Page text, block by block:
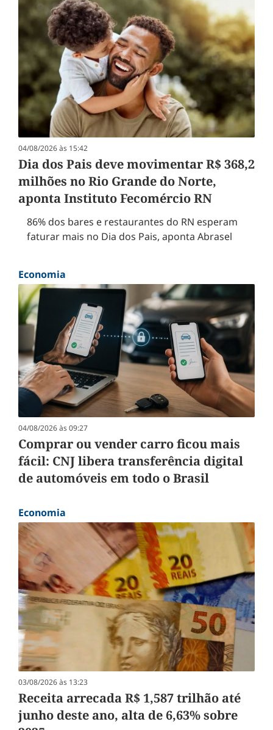
04/08/2026 às 15:42
Dia dos Pais deve movimentar R$ 368,2
milhões no Rio Grande do Norte,
aponta Instituto Fecomércio RN
86% dos bares e restaurantes do RN esperam
faturar mais no Dia dos Pais, aponta Abrasel
Economia
04/08/2026 às 09:27
Comprar ou vender carro ficou mais
fácil: CNJ libera transferência digital
de automóveis em todo o Brasil
Economia
03/08/2026 às 13:23
Receita arrecada R$ 1,587 trilhão até
junho deste ano, alta de 6,63% sobre